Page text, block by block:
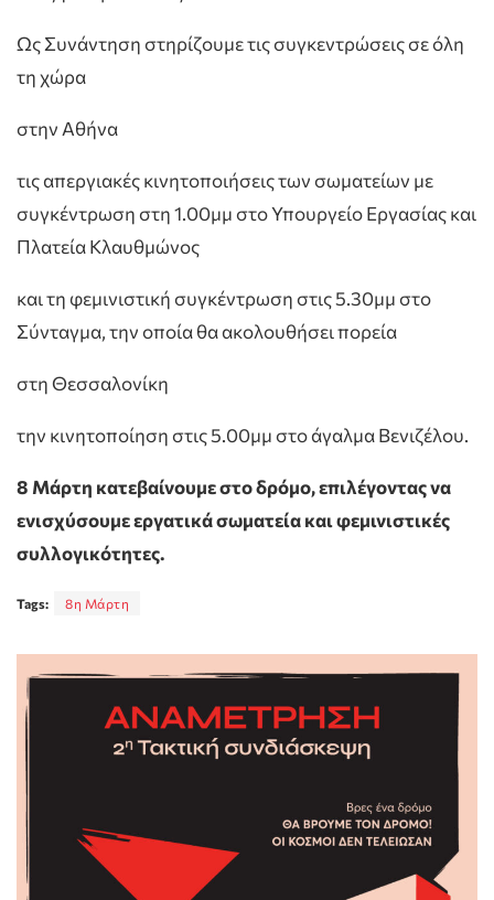
Ως Συνάντηση στηρίζουμε τις συγκεντρώσεις σε όλη
τη χώρα
στην Αθήνα
τις απεργιακές κινητοποιήσεις των σωματείων με
συγκέντρωση στη 1.00μμ στο Υπουργείο Εργασίας και
Πλατεία Κλαυθμώνος
και τη φεμινιστική συγκέντρωση στις 5.30μμ στο
Σύνταγμα, την οποία θα ακολουθήσει πορεία
στη Θεσσαλονίκη
την κινητοποίηση στις 5.00μμ στο άγαλμα Βενιζέλου.
8 Μάρτη κατεβαίνουμε στο δρόμο, επιλέγοντας να
ενισχύσουμε εργατικά σωματεία και φεμινιστικές
συλλογικότητες.
Tags: 8η Μάρτη